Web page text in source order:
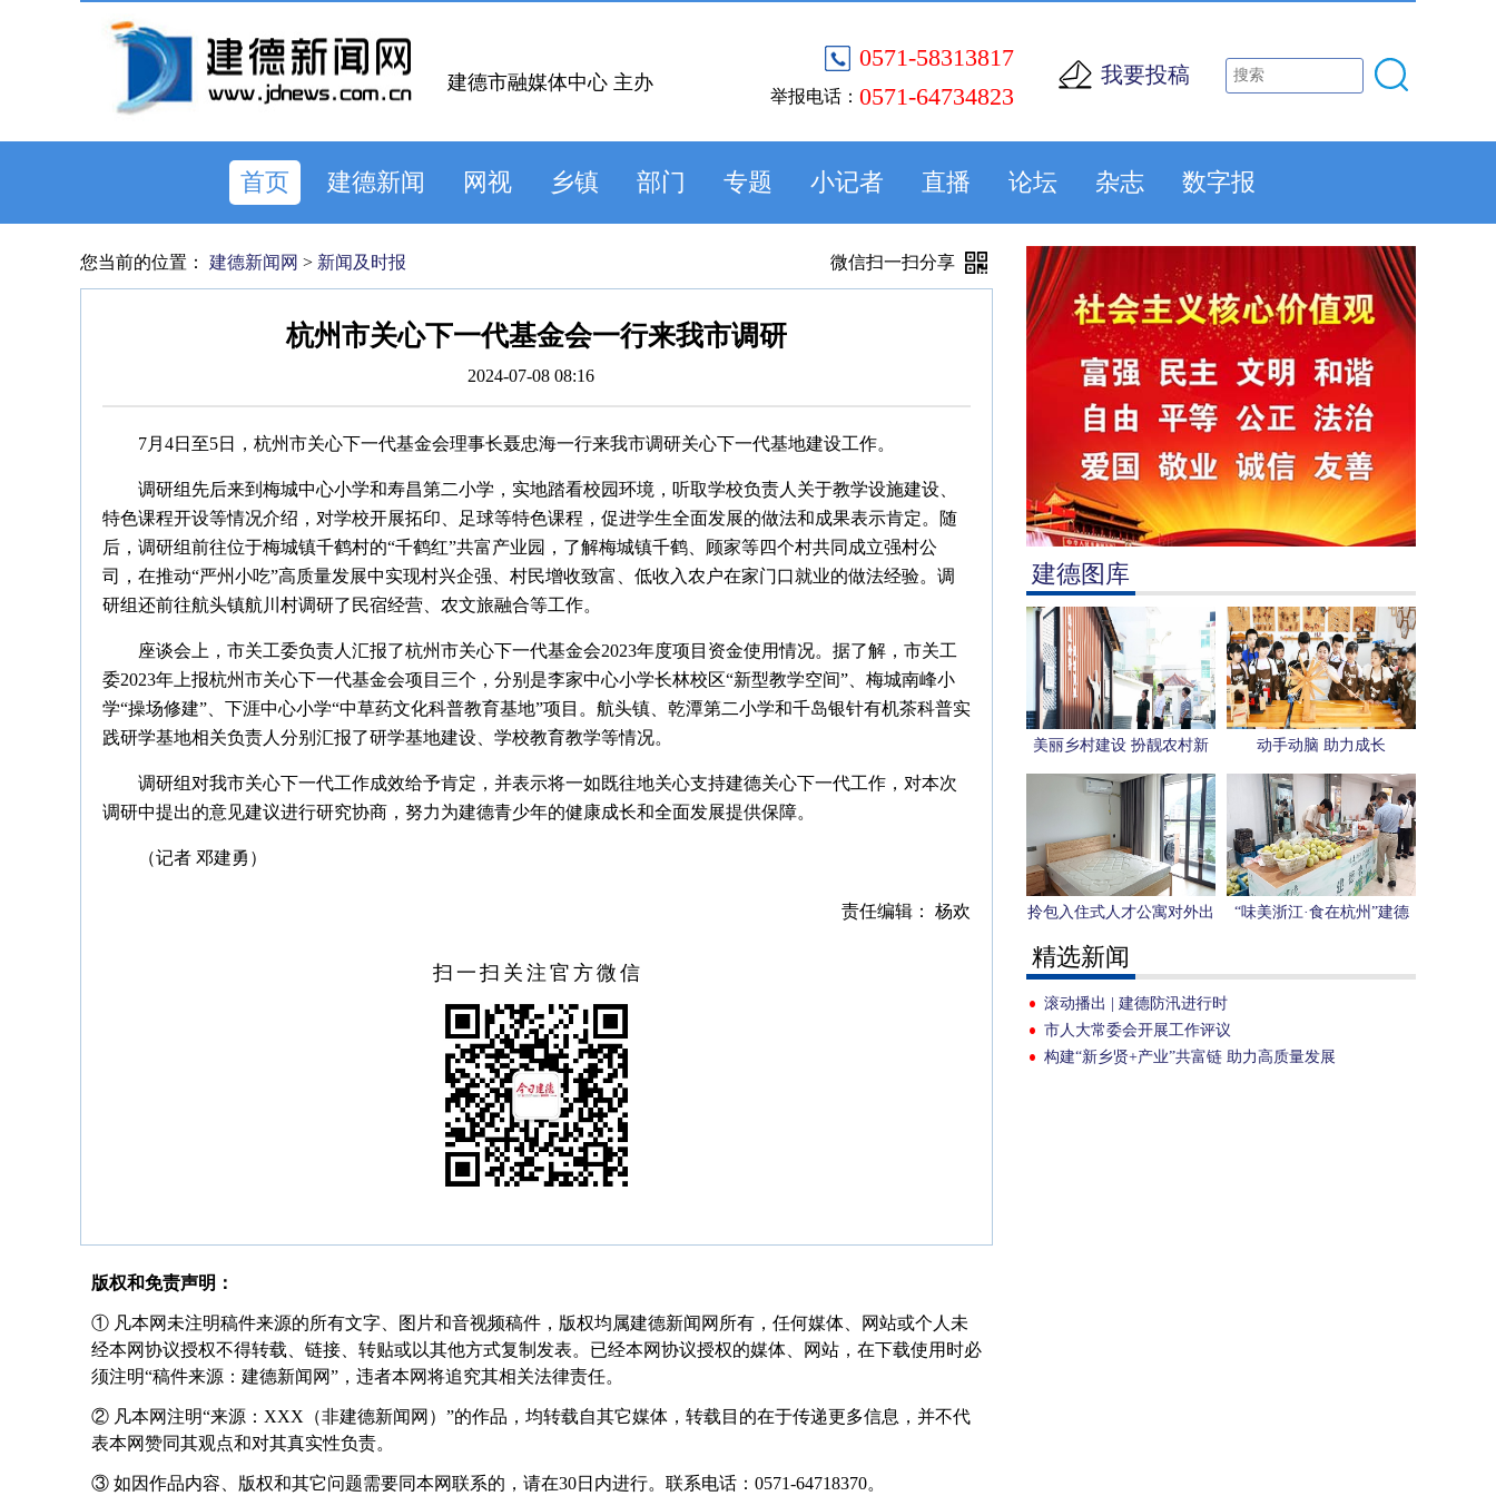
0571-58313817
举报电话： 0571-64734823
我要投稿
建德市融媒体中心 主办
首页 建德新闻 网视 乡镇 部门 专题 小记者 直播 论坛 杂志 数字报
建德图库
美丽乡村建设 扮靓农村新
貌
动手动脑 助力成长
拎包入住式人才公寓对外出
租 助力人才实现“安居梦”
“味美浙江·食在杭州”建德
精选新闻
滚动播出 | 建德防汛进行时
市人大常委会开展工作评议
构建“新乡贤+产业”共富链 助力高质量发展
您当前的位置： 建德新闻网 > 新闻及时报 微信扫一扫分享
杭州市关心下一代基金会一行来我市调研
2024-07-08 08:16
7月4日至5日，杭州市关心下一代基金会理事长聂忠海一行来我市调研关心下一代基地建设工作。
调研组先后来到梅城中心小学和寿昌第二小学，实地踏看校园环境，听取学校负责人关于教学设施建设、
特色课程开设等情况介绍，对学校开展拓印、足球等特色课程，促进学生全面发展的做法和成果表示肯定。随
后，调研组前往位于梅城镇千鹤村的“千鹤红”共富产业园，了解梅城镇千鹤、顾家等四个村共同成立强村公
司，在推动“严州小吃”高质量发展中实现村兴企强、村民增收致富、低收入农户在家门口就业的做法经验。调
研组还前往航头镇航川村调研了民宿经营、农文旅融合等工作。
座谈会上，市关工委负责人汇报了杭州市关心下一代基金会2023年度项目资金使用情况。据了解，市关工
委2023年上报杭州市关心下一代基金会项目三个，分别是李家中心小学长林校区“新型教学空间”、梅城南峰小
学“操场修建”、下涯中心小学“中草药文化科普教育基地”项目。航头镇、乾潭第二小学和千岛银针有机茶科普实
践研学基地相关负责人分别汇报了研学基地建设、学校教育教学等情况。
调研组对我市关心下一代工作成效给予肯定，并表示将一如既往地关心支持建德关心下一代工作，对本次
调研中提出的意见建议进行研究协商，努力为建德青少年的健康成长和全面发展提供保障。
（记者 邓建勇）
责任编辑： 杨欢
扫一扫关注官方微信
版权和免责声明：
① 凡本网未注明稿件来源的所有文字、图片和音视频稿件，版权均属建德新闻网所有，任何媒体、网站或个人未
经本网协议授权不得转载、链接、转贴或以其他方式复制发表。已经本网协议授权的媒体、网站，在下载使用时必
须注明“稿件来源：建德新闻网”，违者本网将追究其相关法律责任。
② 凡本网注明“来源：XXX（非建德新闻网）”的作品，均转载自其它媒体，转载目的在于传递更多信息，并不代
表本网赞同其观点和对其真实性负责。
③ 如因作品内容、版权和其它问题需要同本网联系的，请在30日内进行。联系电话：0571-64718370。